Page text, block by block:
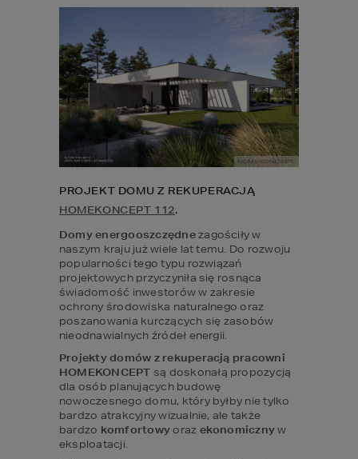
HOMEKONCEPT 112.
Domy energooszczędne zagościły w
naszym kraju już wiele lat temu. Do rozwoju
popularności tego typu rozwiązań
projektowych przyczyniła się rosnąca
świadomość inwestorów w zakresie
ochrony środowiska naturalnego oraz
poszanowania kurczących się zasobów
nieodnawialnych źródeł energii.
Projekty domów z rekuperacją pracowni
HOMEKONCEPT są doskonałą propozycją
dla osób planujących budowę
nowoczesnego domu, który byłby nie tylko
bardzo atrakcyjny wizualnie, ale także
bardzo komfortowy oraz ekonomiczny w
eksploatacji.